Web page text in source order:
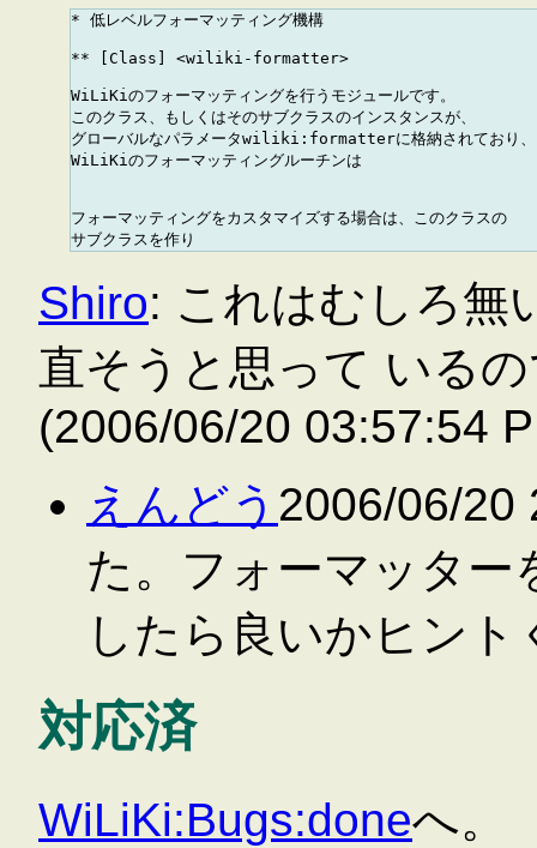
* 低レベルフォーマッティング機構
** [Class] <wiliki-formatter>
WiLiKiのフォーマッティングを行うモジュールです。
このクラス、もしくはそのサブクラスのインスタンスが、
グローバルなパラメータwiliki:formatterに格納されており、
WiLiKiのフォーマッティングルーチンは
フォーマッティングをカスタマイズする場合は、このクラスの
Shiro: これはむしろ無
直そうと思って いる
(2006/06/20 03:57:54
えんどう 2006/06/20
た。フォーマッター
したら良いかヒント
対応済
WiLiKi:Bugs:doneへ。